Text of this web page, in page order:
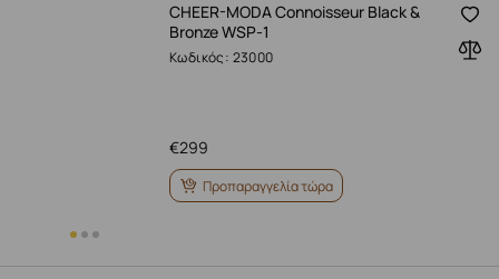
CHEER-MODA Connoisseur Black &
Bronze WSP-1
Κωδικός: 23000
299
€
Προπαραγγελία τώρα